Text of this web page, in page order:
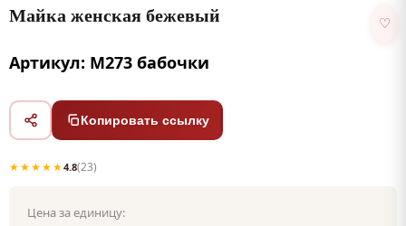
Майка женская бежевый ♡
Артикул: М273 бабочки
Копировать ссылку
★★★★★4.8(23)
Цена за единицу: